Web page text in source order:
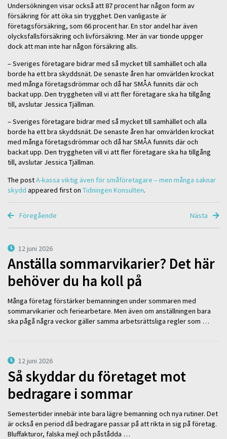
Undersökningen visar också att 87 procent har någon form av
försäkring för att öka sin trygghet. Den vanligaste är
företagsförsäkring, som 66 procent har. En stor andel har även
olycksfallsförsäkring och livförsäkring. Mer än var tionde uppger
dock att man inte har någon försäkring alls.
– Sveriges företagare bidrar med så mycket till samhället och alla
borde ha ett bra skyddsnät. De senaste åren har omvärlden krockat
med många företagsdrömmar och då har SMÅA funnits där och
backat upp. Den tryggheten vill vi att fler företagare ska ha tillgång
till, avslutar Jessica Tjällman.
– Sveriges företagare bidrar med så mycket till samhället och alla
borde ha ett bra skyddsnät. De senaste åren har omvärlden krockat
med många företagsdrömmar och då har SMÅA funnits där och
backat upp. Den tryggheten vill vi att fler företagare ska ha tillgång
till, avslutar Jessica Tjällman.
The postA-kassa viktig även för småföretagare – men många saknar
skydd appeared first on Tidningen Konsulten.
Föregående Nästa
12 juni 2026
Anställa sommarvikarier? Det här
behöver du ha koll på
Många företag förstärker bemanningen under sommaren med
sommarvikarier och feriearbetare. Men även om anställningen bara
ska pågå några veckor gäller samma arbetsrättsliga regler som …
12 juni 2026
Så skyddar du företaget mot
bedragare i sommar
Semestertider innebär inte bara lägre bemanning och nya rutiner. Det
är också en period då bedragare passar på att rikta in sig på företag.
Bluffakturor, falska mejl och påstådda …